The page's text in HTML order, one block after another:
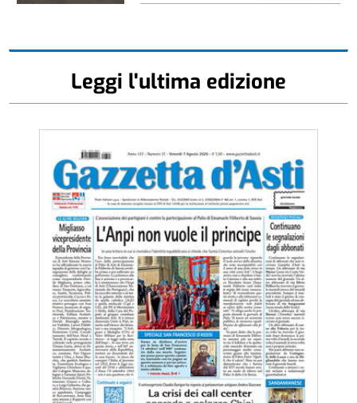
Leggi l'ultima edizione